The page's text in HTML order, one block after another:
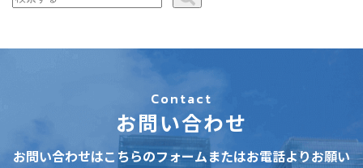
Contact
お問い合わせ
お問い合わせはこちらのフォームまたはお電話よりお願い